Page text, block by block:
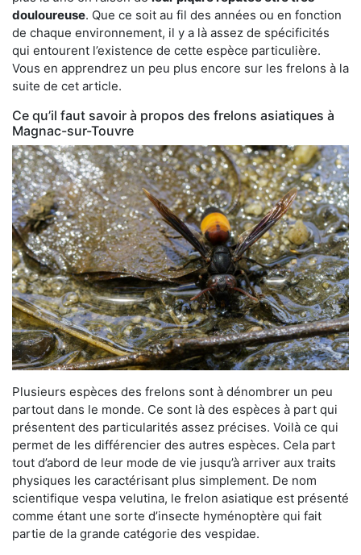
douloureuse. Que ce soit au fil des années ou en fonction
de chaque environnement, il y a là assez de spécificités
qui entourent l’existence de cette espèce particulière.
Vous en apprendrez un peu plus encore sur les frelons à la
suite de cet article.
Ce qu’il faut savoir à propos des frelons asiatiques à
Magnac-sur-Touvre
Plusieurs espèces des frelons sont à dénombrer un peu
partout dans le monde. Ce sont là des espèces à part qui
présentent des particularités assez précises. Voilà ce qui
permet de les différencier des autres espèces. Cela part
tout d’abord de leur mode de vie jusqu’à arriver aux traits
physiques les caractérisant plus simplement. De nom
scientifique vespa velutina, le frelon asiatique est présenté
comme étant une sorte d’insecte hyménoptère qui fait
partie de la grande catégorie des vespidae.